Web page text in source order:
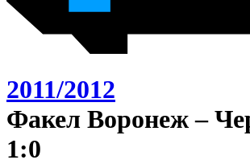
2011/2012
Факел Воронеж –
1:0